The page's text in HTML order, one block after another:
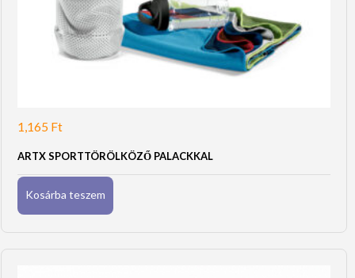
1,165 Ft
ARTX SPORTTÖRÖLKÖZŐ PALACKKAL
Kosárba teszem